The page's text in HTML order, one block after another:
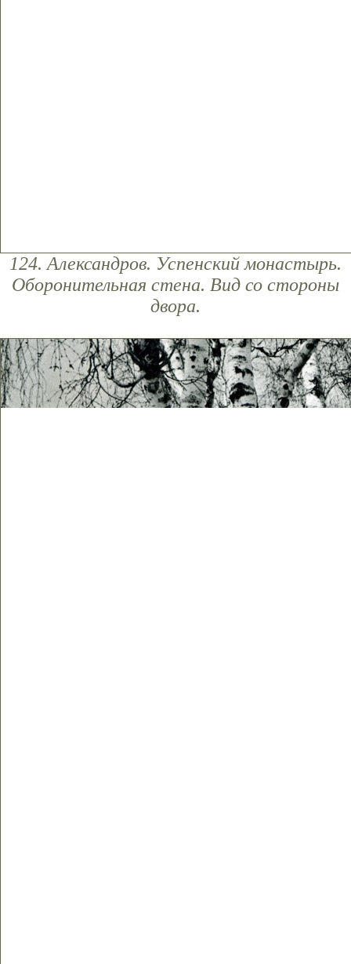
124. Александров. Успенский монастырь.
Оборонительная стена. Вид со стороны
двора.